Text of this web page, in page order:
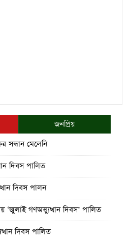
জনপ্রিয়
সন্ধান মেলেনি
দিবস পালিত
দিবস পালন
‘জুলাই গণঅভ্যুত্থান দিবস’ পালিত
দিবস পালিত